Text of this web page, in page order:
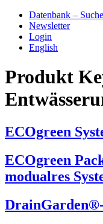
Datenbank –
Newsletter
Login
English
Produkt
ECOgreen
ECOgreen
modualres